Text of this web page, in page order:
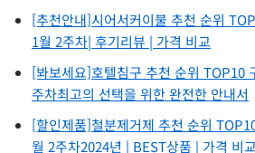
[추천안내]시어서커이불 추천 순위
1월 2주차| 후기리뷰 | 가격 비교
[봐보세요]호텔침구 추천 순위 TOP10
주차최고의 선택을 위한 완전한 안내서
[할인제품]철분제거제 추천 순위
월 2주차2024년 | BEST상품 | 가격 비교